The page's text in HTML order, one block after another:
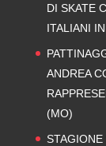
DI SKATE
ITALIANI
ANDREA
(MO)